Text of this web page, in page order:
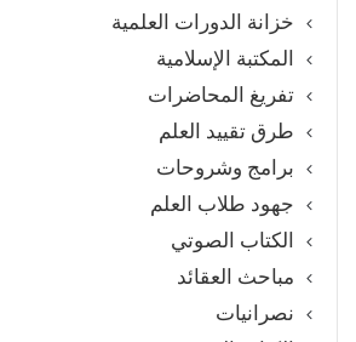
خزانة الدورات العلمية
المكتبة الإسلامية
تفريغ المحاضرات
طرق تقييد العلم
برامج وشروحات
جهود طلاب العلم
الكتاب الصوتي
مباحث العقائد
نصرانيات